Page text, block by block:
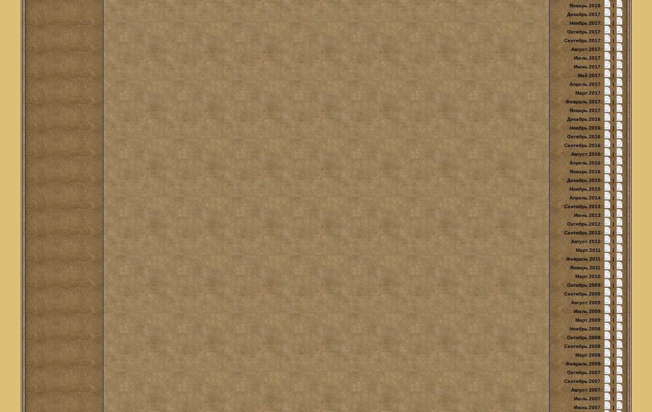
Январь 2018:
|
Декабрь 2017:
|
Ноябрь 2017:
|
Октябрь 2017:
|
Сентябрь 2017:
|
Август 2017:
|
Июль 2017:
|
Июнь 2017:
|
Май 2017:
|
Апрель 2017:
|
Март 2017:
|
Февраль 2017:
|
Январь 2017:
|
Декабрь 2016:
|
Ноябрь 2016:
|
Октябрь 2016:
|
Сентябрь 2016:
|
Август 2016:
|
Апрель 2016:
|
Январь 2016:
|
Декабрь 2015:
|
Ноябрь 2015:
|
Апрель 2014:
|
Сентябрь 2013:
|
Июнь 2013:
|
Октябрь 2012:
|
Сентябрь 2012:
|
Август 2012:
|
Март 2011:
|
Февраль 2011:
|
Январь 2011:
|
Март 2010:
|
Октябрь 2009:
|
Сентябрь 2009:
|
Август 2009:
|
Июль 2009:
|
Март 2009:
|
Ноябрь 2008:
|
Октябрь 2008:
|
Сентябрь 2008:
|
Март 2008:
|
Февраль 2008:
|
Октябрь 2007:
|
Сентябрь 2007:
|
Август 2007:
|
Июль 2007:
|
Июнь 2007:
|